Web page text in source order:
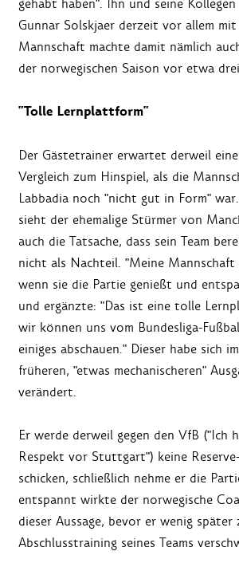
gehabt haben". Ihn und seine
Gunnar Solskjaer derzeit vor allem mit
Mannschaft machte damit nämlich
der norwegischen Saison vor etwa
"Tolle Lernplattform"
Der Gästetrainer erwartet derweil
Vergleich zum Hinspiel, als die
Labbadia noch "nicht gut in Form"
sieht der ehemalige Stürmer von
auch die Tatsache, dass sein Team
nicht als Nachteil. "Meine Mannschaft
wenn sie die Partie genießt und
und ergänzte: "Das ist eine tolle
wir können uns vom Bundesliga-
einiges abschauen." Dieser habe sich
früheren, "etwas mechanischeren"
verändert.
Er werde derweil gegen den VfB ("Ich
Respekt vor Stuttgart") keine
schicken, schließlich nehme er die
entspannt wirkte der norwegische
dieser Aussage, bevor er wenig später
Abschlusstraining seines Teams